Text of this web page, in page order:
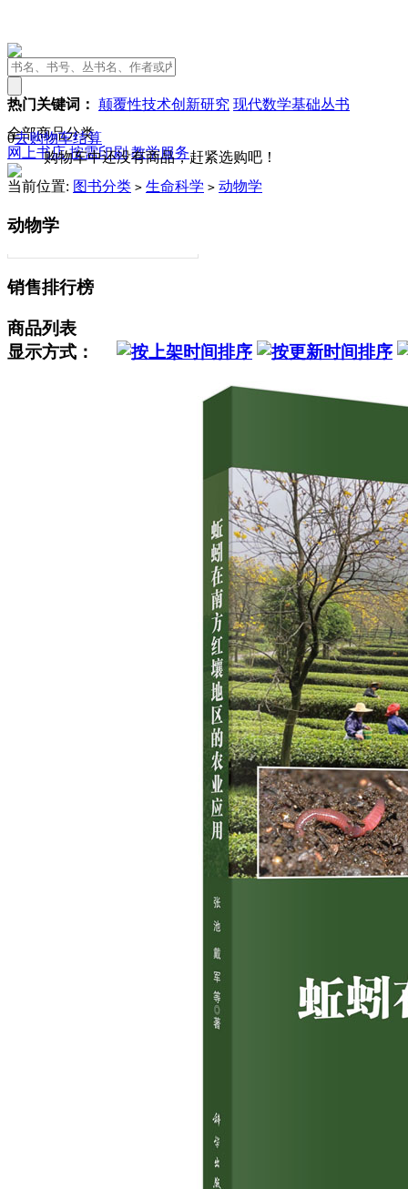
热门关键词： 颠覆性技术创新研究 现代数学基础丛书
0去购物车结算
购物车中还没有商品，赶紧选购吧！
全部商品分类
网上书店按需印刷 教学服务
当前位置: 图书分类 > 生命科学 > 动物学
动物学
销售排行榜
商品列表
显示方式：